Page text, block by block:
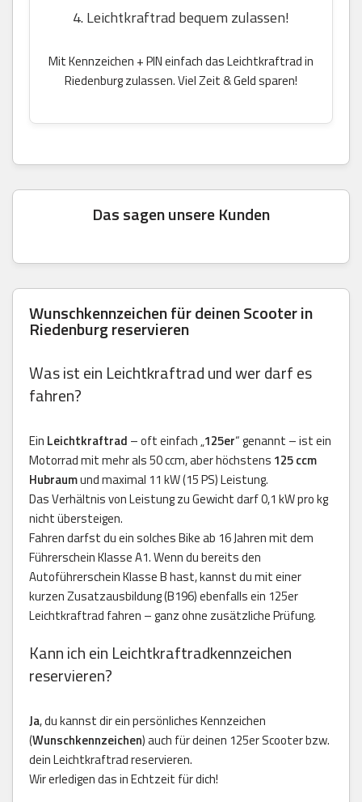
4. Leichtkraftrad bequem zulassen!
Mit Kennzeichen + PIN einfach das Leichtkraftrad in
Riedenburg zulassen. Viel Zeit & Geld sparen!
Das sagen unsere Kunden
Wunschkennzeichen für deinen Scooter in
Riedenburg reservieren
Was ist ein Leichtkraftrad und wer darf es
fahren?
Ein Leichtkraftrad – oft einfach „125er“ genannt – ist ein
Motorrad mit mehr als 50 ccm, aber höchstens 125 ccm
Hubraumund maximal 11 kW (15 PS) Leistung.
Das Verhältnis von Leistung zu Gewicht darf 0,1 kW pro kg
nicht übersteigen.
Fahren darfst du ein solches Bike ab 16 Jahren mit dem
Führerschein Klasse A1. Wenn du bereits den
Autoführerschein Klasse B hast, kannst du mit einer
kurzen Zusatzausbildung (B196) ebenfalls ein 125er
Leichtkraftrad fahren – ganz ohne zusätzliche Prüfung.
Kann ich ein Leichtkraftradkennzeichen
reservieren?
Ja, du kannst dir ein persönliches Kennzeichen
(Wunschkennzeichen) auch für deinen 125er Scooter bzw.
dein Leichtkraftrad reservieren.
Wir erledigen das in Echtzeit für dich!